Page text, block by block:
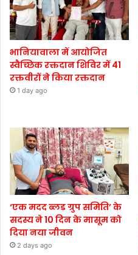
भानियावाला में आयोजित
स्वैच्छिक रक्तदान शिविर में 41
रक्तवीरों ने किया रक्तदान
1 day ago
‘एक मदद ब्लड ग्रुप समिति’ के
सदस्य ने 10 दिन के मासूम को
दिया नया जीवन
2 days ago